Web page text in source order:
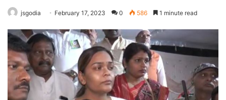
jsgodia February 17, 2023 0 586 1 minute read